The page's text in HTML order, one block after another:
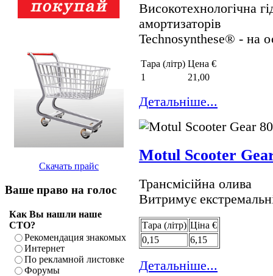
Скачать прайс
Ваше право на голос
Как Вы нашли наше
СТО?
Рекомендация знакомых
Интернет
По рекламной листовке
Форумы
Високотехнологічна
амортизаторів
Technosynthese® - на
Тара (лiтр) Цена €
1
21,00
Детальнiше...
Motul Scooter
Трансмісійна олива
Витримує
Тара (лiтр) Цiна €
0,15
6,15
Детальнiше...